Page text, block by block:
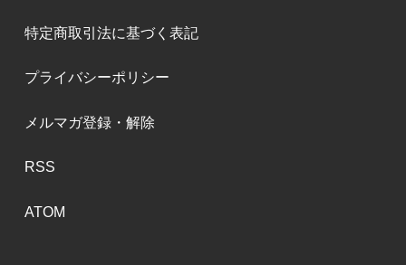
特定商取引法に基づく表記
プライバシーポリシー
メルマガ登録・解除
RSS
ATOM